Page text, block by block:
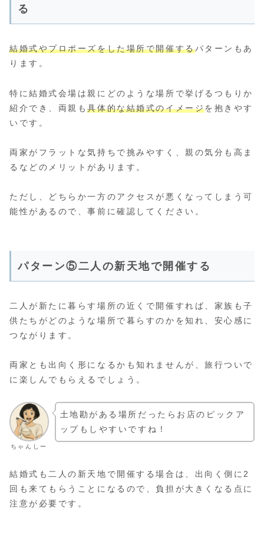
る
結婚式やプロポーズをした場所で開催するパターンもあ
ります。
特に結婚式会場は親にどのような場所で挙げるつもりか
紹介でき、両親も具体的な結婚式のイメージを抱きやす
いです。
両家がフラットな気持ちで挑みやすく、親の気分も高ま
るなどのメリットがあります。
ただし、どちらか一方のアクセスが悪くなってしまう可
能性があるので、事前に確認してください。
パターン⑤二人の新天地で開催する
二人が新たに暮らす場所の近くで開催すれば、家族も子
供たちがどのような場所で暮らすのかを知れ、安心感に
つながります。
両家とも出向く形になるかも知れませんが、旅行ついで
に楽しんでもらえるでしょう。
ちゃんしー
土地勘がある場所だったらお店のピックア
ップもしやすいですね！
結婚式も二人の新天地で開催する場合は、出向く側に2
回も来てもらうことになるので、負担が大きくなる点に
注意が必要です。